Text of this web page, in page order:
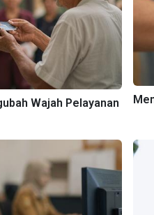
Wajah Pelayanan